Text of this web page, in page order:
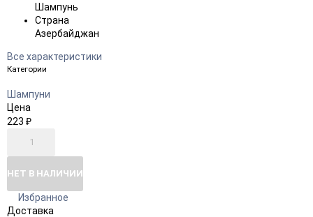
Шампунь
Страна
Азербайджан
Все характеристики
Категории
Шампуни
Цена
223 ₽
НЕТ В НАЛИЧИИ
Избранное
Доставка